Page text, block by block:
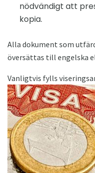
nödvändigt att
kopia.
Alla dokument som
översättas till engelska
Vanligtvis fylls